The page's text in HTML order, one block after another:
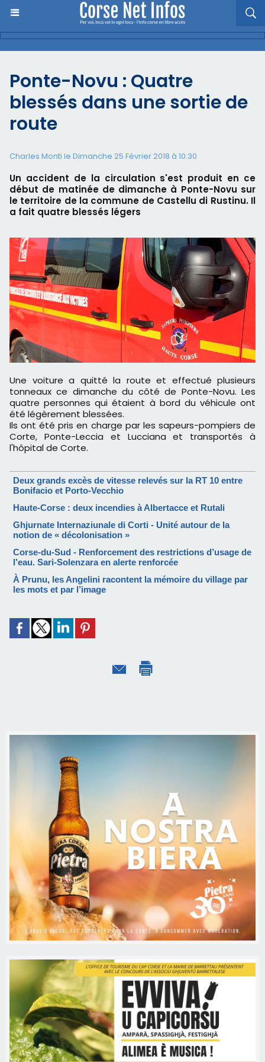
Ponte-Novu : Quatre
blessés dans une sortie de
route
Charles Monti le Dimanche 25 Février 2018 à 10:30
Un accident de la circulation s'est produit en ce
début de matinée de dimanche à Ponte-Novu sur
le territoire de la commune de Castellu di Rustinu. Il
a fait quatre blessés légers
Une voiture a quitté la route et effectué plusieurs
tonneaux ce dimanche du côté de Ponte-Novu. Les
quatre personnes qui étaient à bord du véhicule ont
été légèrement blessées.
Ils ont été pris en charge par les sapeurs-pompiers de
Corte, Ponte-Leccia et Lucciana et transportés à
l'hôpital de Corte.
Deux grands excès de vitesse relevés sur la RT 10 entre
Bonifacio et Porto-Vecchio
Haute-Corse : deux incendies à Albertacce et Rutali
Ghjurnate Internaziunale di Corti - Unité autour de la
notion de « décolonisation »
Corse-du-Sud - Renforcement des restrictions d’usage de
l’eau. Sari-Solenzara en alerte renforcée
À Prunu, les Angelini racontent la mémoire du village par
les mots et par l’image